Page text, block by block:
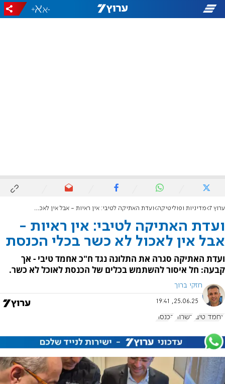
-
+
ערוץ 7 מדיניות ופוליטיקה ועדת האתיקה לטיבי: אין ראיות - אבל אין לאכול לא כשר בכלי הכנסת
ועדת האתיקה לטיבי: אין ראיות -
אבל אין לאכול לא כשר בכלי הכנסת
ועדת האתיקה סגרה את התלונה נגד ח"כ אחמד טיבי - אך
קבעה: חל איסור להשתמש בכלים של הכנסת לאוכל לא כשר.
חזקי ברוך
25.06.25, 19:41
אחמד טיבי כשרות הכנסת